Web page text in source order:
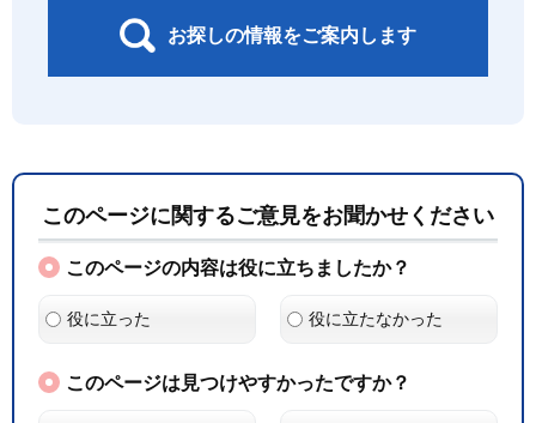
お探しの情報をご案内します
このページに関するご意見をお聞かせください
このページの内容は役に立ちましたか？
役に立った 役に立たなかった
このページは見つけやすかったですか？